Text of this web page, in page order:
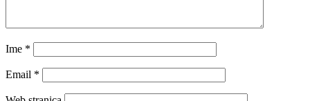
Ime *
Email *